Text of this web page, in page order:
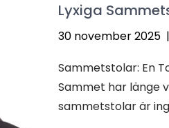
Lyxiga
30 november 2025 |
Sammetstolar: En
Sammet har länge
sammetstolar är